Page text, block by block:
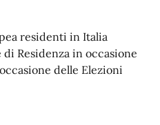
residenti in Italia
Residenza in occasione
delle Elezioni